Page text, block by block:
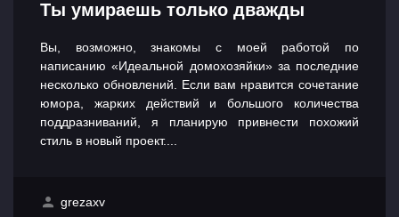
Ты умираешь только дважды
Вы, возможно, знакомы с моей работой по
написанию «Идеальной домохозяйки» за последние
несколько обновлений. Если вам нравится сочетание
юмора, жарких действий и большого количества
поддразниваний, я планирую привнести похожий
стиль в новый проект....
grezaxv